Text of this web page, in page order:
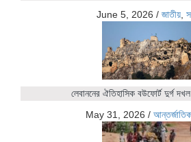
June 5, 2026 / জাতীয়,
লেবাননের ঐতিহাসিক বউফোর্ট দুর্গ
May 31, 2026 / আন্তর্জাতিক